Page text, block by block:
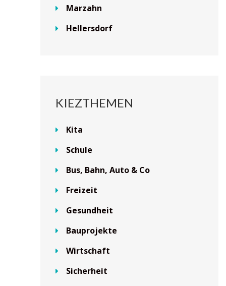
Marzahn
Hellersdorf
KIEZTHEMEN
Kita
Schule
Bus, Bahn, Auto & Co
Freizeit
Gesundheit
Bauprojekte
Wirtschaft
Sicherheit